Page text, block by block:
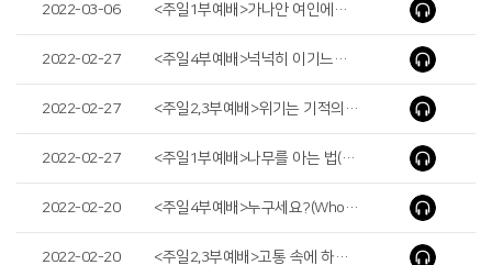
2022-03-06 <주일1부예배>가나안 여인에게서 찾으신 것(What Jesus Found from a Canaan Woman)
2022-02-27 <주일4부예배>넉넉히 이기느니라(We Overwhelmingly Conquer)
2022-02-27 <주일2,3부예배>위기는 기적의 기회다(Crisis Is the Opportunity of Miracle)
2022-02-27 <주일1부예배>나무를 아는 법(How to Know Trees)
2022-02-20 <주일4부예배>누구세요?(Who Art Thou?)
2022-02-20 <주일2,3부예배>고통 속에 하나님의 은총(The Grace of God in Pain)